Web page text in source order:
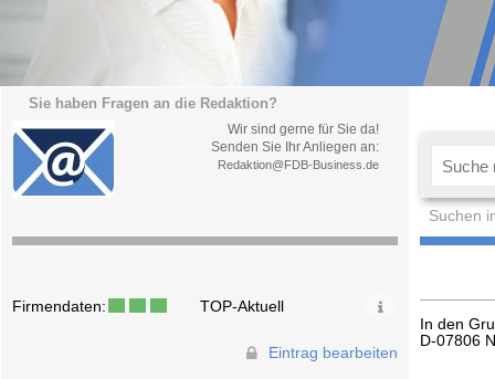
Sie haben Fragen an die Redaktion?
Wir sind gerne für Sie da!
Senden Sie Ihr Anliegen an:
Redaktion@FDB-Business.de
Suchen
Firmendaten: TOP-Aktuell
Eintrag bearbeiten
In den
D-07806